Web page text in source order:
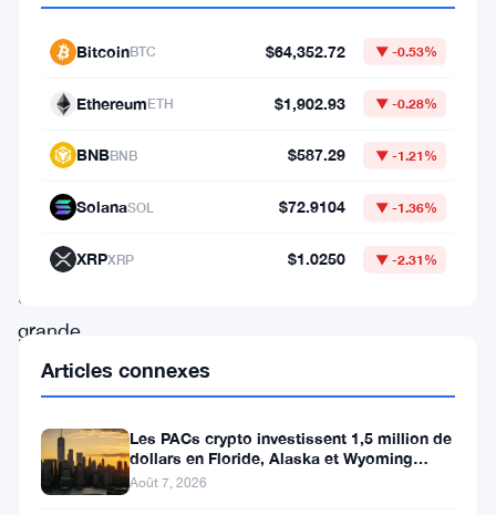
continuent
grandes
positions,
effaçant
une
grande
partie
rebond
observé
ces
BitcoinBTC $64,352.72 ▼ -0.53%
EthereumETH $1,902.93 ▼ -0.28%
BNBBNB $587.29 ▼ -1.21%
SolanaSOL $72.9104 ▼ -1.36%
XRPXRP $1.0250 ▼ -2.31%
Articles connexes
Les PACs crypto investissent 1,5 million de
dollars en Floride, Alaska et Wyoming
après un revers au Michigan
Août 7, 2026